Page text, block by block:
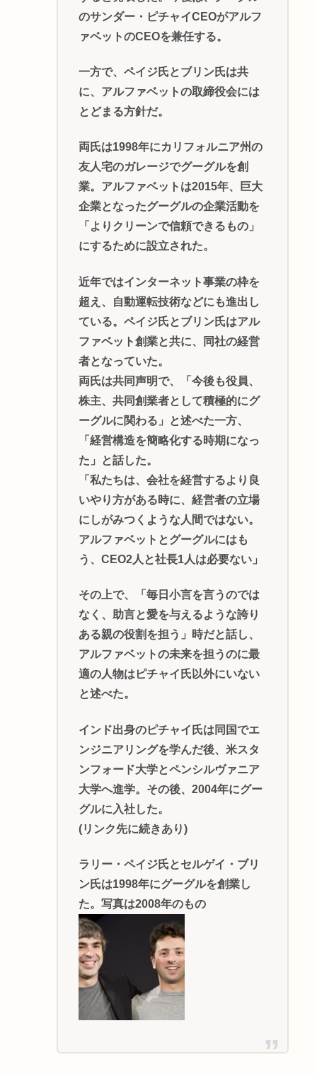
のサンダー・ピチャイCEOがアルフ
ァベットのCEOを兼任する。
一方で、ペイジ氏とブリン氏は共
に、アルファベットの取締役会には
とどまる方針だ。
両氏は1998年にカリフォルニア州の
友人宅のガレージでグーグルを創
業。アルファベットは2015年、巨大
企業となったグーグルの企業活動を
「よりクリーンで信頼できるもの」
にするために設立された。
近年ではインターネット事業の枠を
超え、自動運転技術などにも進出し
ている。ペイジ氏とブリン氏はアル
ファベット創業と共に、同社の経営
者となっていた。
両氏は共同声明で、「今後も役員、
株主、共同創業者として積極的にグ
ーグルに関わる」と述べた一方、
「経営構造を簡略化する時期になっ
た」と話した。
「私たちは、会社を経営するより良
いやり方がある時に、経営者の立場
にしがみつくような人間ではない。
アルファベットとグーグルにはも
う、CEO2人と社長1人は必要ない」
その上で、「毎日小言を言うのでは
なく、助言と愛を与えるような誇り
ある親の役割を担う」時だと話し、
アルファベットの未来を担うのに最
適の人物はピチャイ氏以外にいない
と述べた。
インド出身のピチャイ氏は同国でエ
ンジニアリングを学んだ後、米スタ
ンフォード大学とペンシルヴァニア
大学へ進学。その後、2004年にグー
グルに入社した。
(リンク先に続きあり)
ラリー・ペイジ氏とセルゲイ・ブリ
ン氏は1998年にグーグルを創業し
た。写真は2008年のもの